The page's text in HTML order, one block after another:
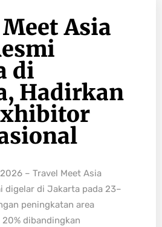
Asia
di
Hadirkan
– Travel Meet Asia
digelar di Jakarta pada 23–
peningkatan area
dibandingkan